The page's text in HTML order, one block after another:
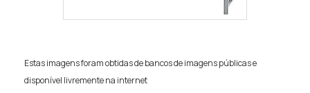
Estas imagens foram obtidas de bancos de imagens públicas e
disponível livremente na internet